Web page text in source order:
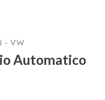
- VW
Automatico